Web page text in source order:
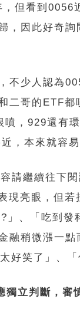
但看到0056
因此好奇
不少人認為
二哥的ETF
，929還有
，本來就容
請繼續往下閱
亮眼，但
、「吃到
稍微漲一
好笑了」、
立判斷，審